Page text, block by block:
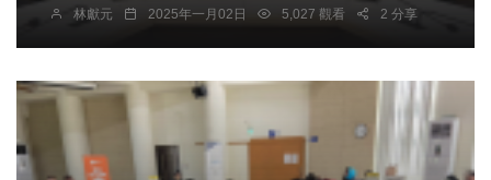
林獻元 2025年一月02日 5,027 觀看 2 分享